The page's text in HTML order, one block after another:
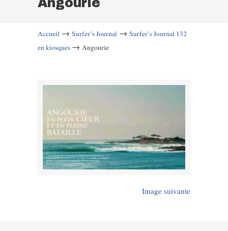
Angourie
Accueil → Surfer’s Journal → Surfer’s Journal 132
en kiosques → Angourie
Image suivante